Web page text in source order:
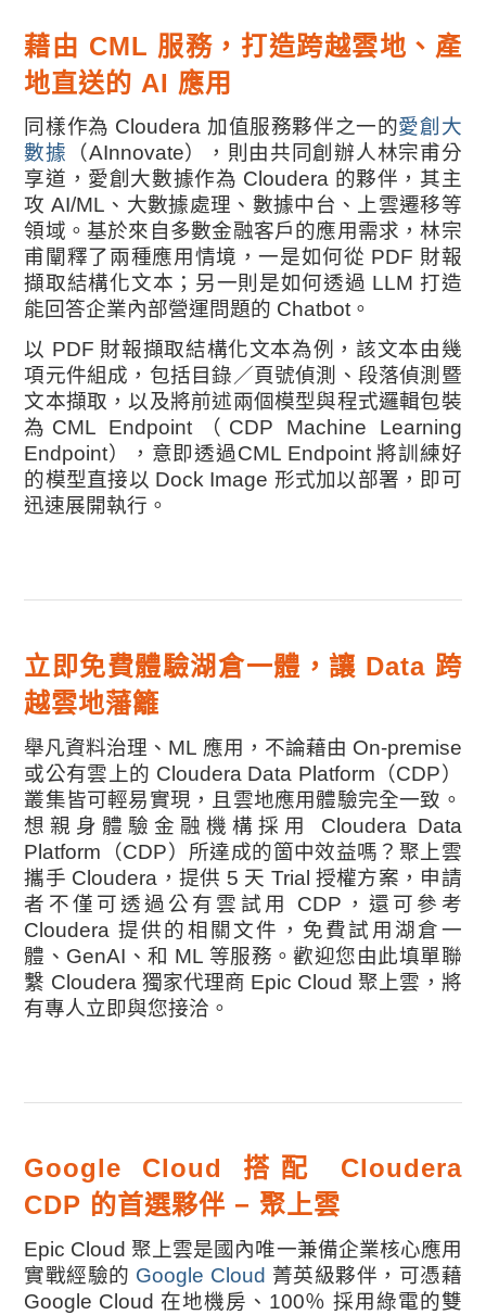
藉由 CML 服務，打造跨越雲地、產
地直送的 AI 應用
同樣作為 Cloudera 加值服務夥伴之一的愛創大
數據 （AInnovate），則由共同創辦人林宗甫分
享道，愛創大數據作為 Cloudera 的夥伴，其主
攻 AI/ML、大數據處理、數據中台、上雲遷移等
領域。基於來自多數金融客戶的應用需求，林宗
甫闡釋了兩種應用情境，一是如何從 PDF 財報
擷取結構化文本；另一則是如何透過 LLM 打造
能回答企業內部營運問題的 Chatbot。
以 PDF 財報擷取結構化文本為例，該文本由幾
項元件組成，包括目錄／頁號偵測、段落偵測暨
文本擷取，以及將前述兩個模型與程式邏輯包裝
為CML Endpoint（CDP Machine Learning
Endpoint），意即透過CML Endpoint 將訓練好
的模型直接以 Dock Image 形式加以部署，即可
迅速展開執行。
立即免費體驗湖倉一體，讓 Data 跨
越雲地藩籬
舉凡資料治理、ML 應用，不論藉由 On-premise
或公有雲上的 Cloudera Data Platform（CDP）
叢集皆可輕易實現，且雲地應用體驗完全一致。
想親身體驗金融機構採用 Cloudera Data
Platform（CDP）所達成的箇中效益嗎？聚上雲
攜手 Cloudera，提供 5 天 Trial 授權方案，申請
者不僅可透過公有雲試用 CDP，還可參考
Cloudera 提供的相關文件，免費試用湖倉一
體、GenAI、和 ML 等服務。歡迎您由此填單聯
繫 Cloudera 獨家代理商 Epic Cloud 聚上雲，將
有專人立即與您接洽。
Google Cloud 搭配 Cloudera
CDP 的首選夥伴 − 聚上雲
Epic Cloud 聚上雲是國內唯一兼備企業核心應用
實戰經驗的 Google Cloud 菁英級夥伴，可憑藉
Google Cloud 在地機房、100％ 採用綠電的雙